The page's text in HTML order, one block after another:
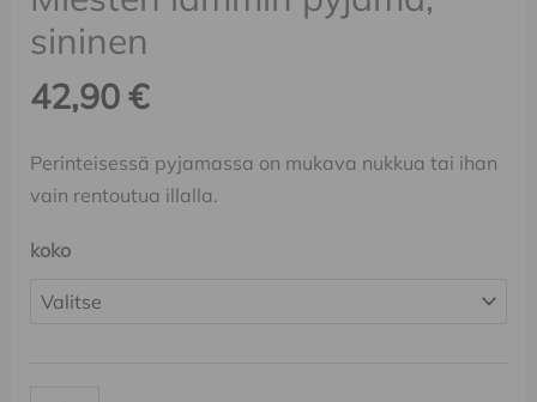
sininen
42,90€
Perinteisessä pyjamassa on mukava nukkua tai ihan
vain rentoutua illalla.
koko